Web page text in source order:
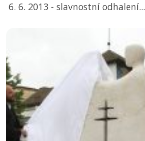
6. 6. 2013 - slavnostní odhalení...